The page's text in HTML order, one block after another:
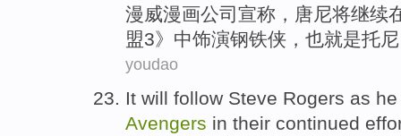
漫威漫画公司 宣称 ， 唐尼将继续
盟3》中饰演钢铁侠， 也就是托尼
youdao
It will follow Steve Rogers as he
Avengers in their continued